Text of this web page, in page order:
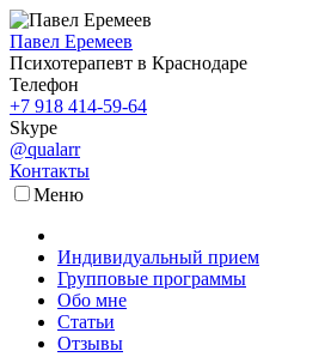
Павел Еремеев
Психотерапевт в Краснодаре
Телефон
+7 918 414-59-64
Skype
@qualarr
Контакты
Меню
Индивидуальный прием
Групповые программы
Обо мне
Статьи
Отзывы